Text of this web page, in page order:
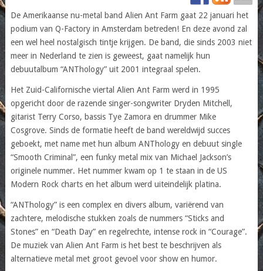
De Amerikaanse nu-metal band Alien Ant Farm gaat 22 januari het
podium van Q-Factory in Amsterdam betreden! En deze avond zal
een wel heel nostalgisch tintje krijgen. De band, die sinds 2003 niet
meer in Nederland te zien is geweest, gaat namelijk hun
debuutalbum “ANThology” uit 2001 integraal spelen.
Het Zuid-Californische viertal Alien Ant Farm werd in 1995
opgericht door de razende singer-songwriter Dryden Mitchell,
gitarist Terry Corso, bassis Tye Zamora en drummer Mike
Cosgrove. Sinds de formatie heeft de band wereldwijd succes
geboekt, met name met hun album ANThology en debuut single
“Smooth Criminal”, een funky metal mix van Michael Jackson’s
originele nummer. Het nummer kwam op 1 te staan in de US
Modern Rock charts en het album werd uiteindelijk platina.
“ANThology” is een complex en divers album, variërend van
zachtere, melodische stukken zoals de nummers “Sticks and
Stones” en “Death Day” en regelrechte, intense rock in “Courage”.
De muziek van Alien Ant Farm is het best te beschrijven als
alternatieve metal met groot gevoel voor show en humor.